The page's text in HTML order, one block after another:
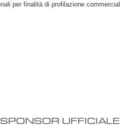
SPONSOR UFFICIALE